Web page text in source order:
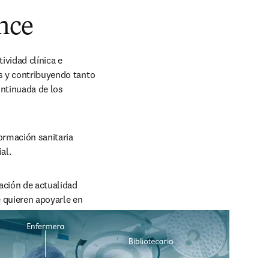
clínica e
y contribuyendo tanto
de los
sanitaria
de actualidad
quieren apoyarle en